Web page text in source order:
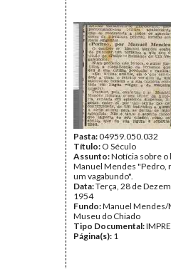
Pasta:04959.050.032
Título: O Século
Assunto:Notícia sobre o
Manuel Mendes "Pedro,
um vagabundo".
Data:Terça, 28 de
1954
Fundo:Manuel Mendes/
Museu do Chiado
Tipo Documental:
Página(s): 1